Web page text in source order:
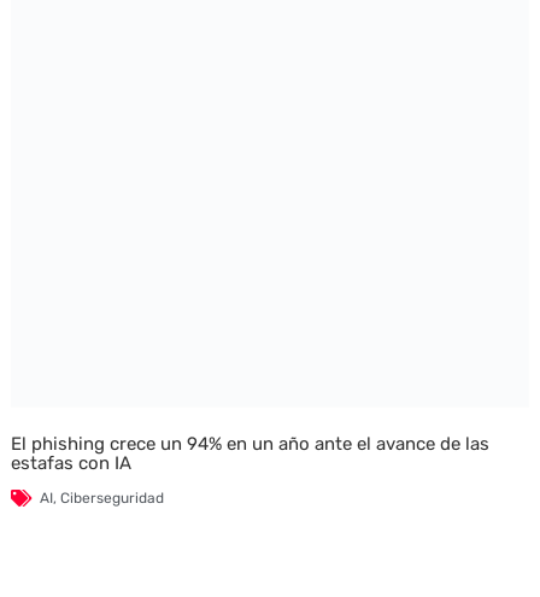
El phishing crece un 94% en un año ante el avance de las
estafas con IA
AI, Ciberseguridad